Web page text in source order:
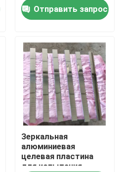
для распыливания
Отправить запрос
Зеркальная
алюминиевая
целевая пластина
для испытания